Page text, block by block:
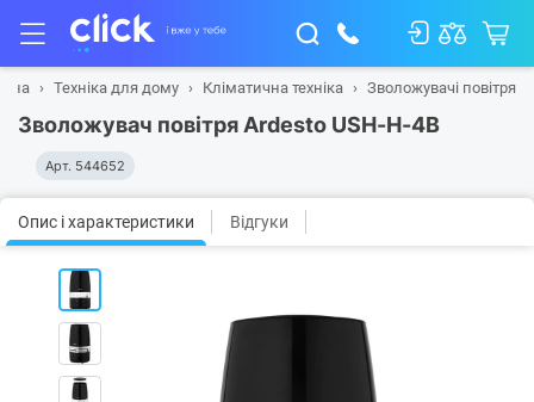
Техніка для дому Кліматична техніка Зволожувачі повітря
Зволожувач повітря Ardesto USH-H-4B
Арт. 544652
Опис і характеристики Відгуки